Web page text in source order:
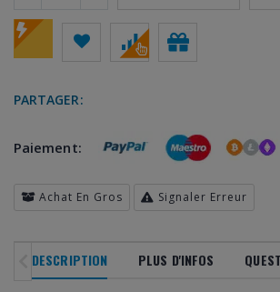
PARTAGER:
Paiement:
Achat En Gros Signaler Erreur
DESCRIPTION PLUS D'INFOS
NOUVEAUTÉS
DERNIERS ARRIVAGES SOLDES
DANS TOUS NOS
-20